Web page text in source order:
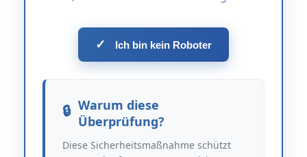
✓ Ich bin kein Roboter
Warum diese
Überprüfung?
Diese Sicherheitsmaßnahme schützt